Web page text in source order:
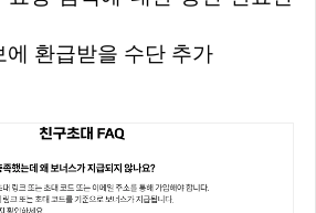
환급받을 수단 추가